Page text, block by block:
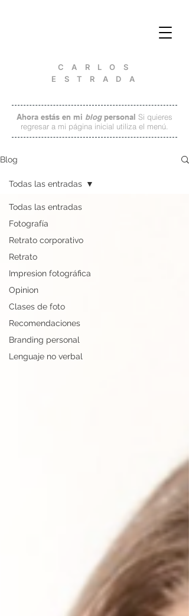
C A R L O S
E S T R A D A
Ahora estás en mi blogpersonal Si quieres
regresar a mi página inicial utiliza el menú.
Blog
Todas las entradas
Fotografía
Retrato corporativo
Retrato
Impresion fotográfica
Opinion
Clases de foto
Recomendaciones
Branding personal
Lenguaje no verbal
Todas las entradas